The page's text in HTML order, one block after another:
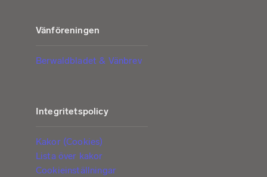
Vänföreningen
Berwaldbladet & Vänbrev
Integritetspolicy
Kakor (Cookies)
Lista över kakor
Cookieinställningar